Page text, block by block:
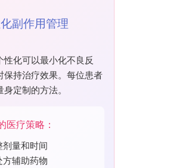
副作用管理
性化可以最小化不良反
保持治疗效果。每位患者
定制的方法。
医疗策略：
量和时间
辅助药物